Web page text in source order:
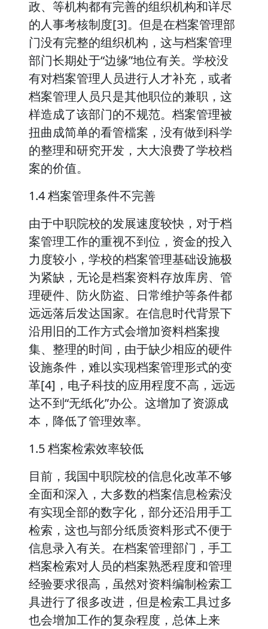
政、等机构都有完善的组织机构和详尽
的人事考核制度[3]。但是在档案管理部
门没有完整的组织机构，这与档案管理
部门长期处于“边缘”地位有关。学校没
有对档案管理人员进行人才补充，或者
档案管理人员只是其他职位的兼职，这
样造成了该部门的不规范。档案管理被
扭曲成简单的看管檔案，没有做到科学
的整理和研究开发，大大浪费了学校档
案的价值。
1.4 档案管理条件不完善
由于中职院校的发展速度较快，对于档
案管理工作的重视不到位，资金的投入
力度较小，学校的档案管理基础设施极
为紧缺，无论是档案资料存放库房、管
理硬件、防火防盗、日常维护等条件都
远远落后发达国家。在信息时代背景下
沿用旧的工作方式会增加资料档案搜
集、整理的时间，由于缺少相应的硬件
设施条件，难以实现档案管理形式的变
革[4]，电子科技的应用程度不高，远远
达不到“无纸化”办公。这增加了资源成
本，降低了管理效率。
1.5 档案检索效率较低
目前，我国中职院校的信息化改革不够
全面和深入，大多数的档案信息检索没
有实现全部的数字化，部分还沿用手工
检索，这也与部分纸质资料形式不便于
信息录入有关。在档案管理部门，手工
档案检索对人员的档案熟悉程度和管理
经验要求很高，虽然对资料编制检索工
具进行了很多改进，但是检索工具过多
也会增加工作的复杂程度，总体上来